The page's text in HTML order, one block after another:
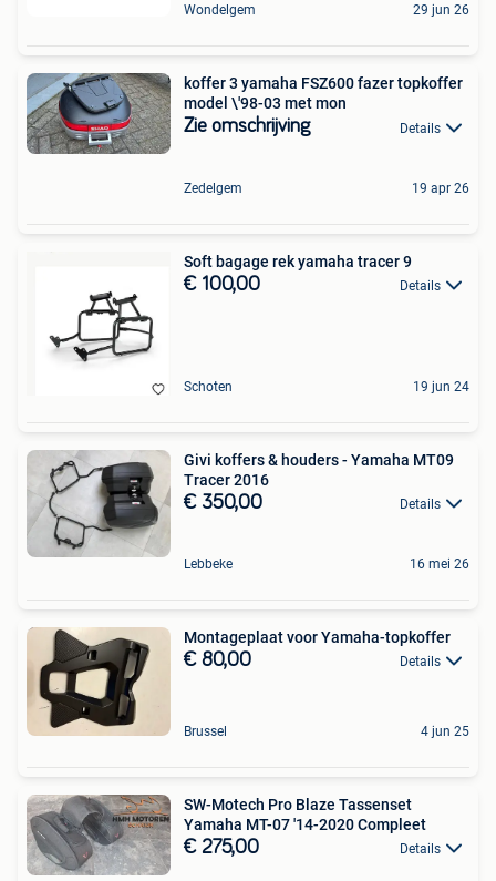
Wondelgem 29 jun 26
koffer 3 yamaha FSZ600 fazer topkoffer
model \'98-03 met mon
Zie omschrijving Details
Zedelgem 19 apr 26
Soft bagage rek yamaha tracer 9
€ 100,00 Details
Schoten 19 jun 24
Givi koffers & houders - Yamaha MT09
Tracer 2016
€ 350,00 Details
Lebbeke 16 mei 26
Montageplaat voor Yamaha-topkoffer
€ 80,00 Details
Brussel 4 jun 25
SW-Motech Pro Blaze Tassenset
Yamaha MT-07 '14-2020 Compleet
€ 275,00 Details